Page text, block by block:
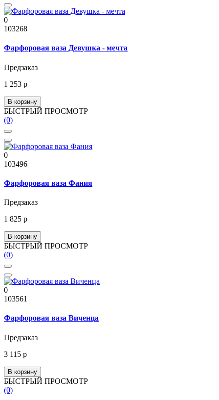
0
103268
Фарфоровая ваза Девушка - мечта
Предзаказ
1 253 р
В корзину
БЫСТРЫЙ ПРОСМОТР
(0)
0
103496
Фарфоровая ваза Фания
Предзаказ
1 825 р
В корзину
БЫСТРЫЙ ПРОСМОТР
(0)
0
103561
Фарфоровая ваза Виченца
Предзаказ
3 115 р
В корзину
БЫСТРЫЙ ПРОСМОТР
(0)